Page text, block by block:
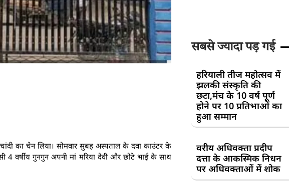
का चेन लिया। सोमवार सुबह अस्पताल के दवा काउंटर के
4 वर्षीय गुनगुन अपनी मां मरिया देवी और छोटे भाई के साथ
सबसे ज्यादा पड़ गई
हरियाली तीज महोत्सव में
झलकी संस्कृति की
छटा,मंच के 10 वर्ष पूर्ण
होने पर 10 प्रतिभाओं का
हुआ सम्मान
वरीय अधिवक्ता प्रदीप
दत्ता के आकस्मिक निधन
पर अधिवक्ताओं में शोक